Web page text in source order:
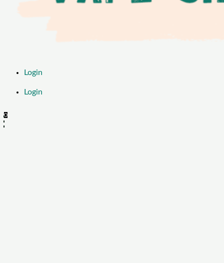
Login
Login
0